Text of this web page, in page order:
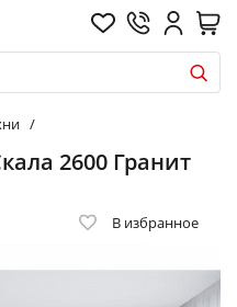
2600 Гранит
В избранное